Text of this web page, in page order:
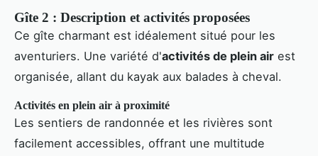
Gîte 2 : Description et activités proposées
Ce gîte charmant est idéalement situé pour les
aventuriers. Une variété d'activités de plein air est
organisée, allant du kayak aux balades à cheval.
Activités en plein air à proximité
Les sentiers de randonnée et les rivières sont
facilement accessibles, offrant une multitude